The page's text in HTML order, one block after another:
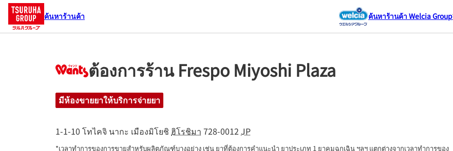
ค้นหาร้านค้า ค้นหาร้านค้า Welcia Group
ต้องการร้าน Frespo Miyoshi Plaza
มีห้องขายยาให้บริการจ่ายยา
1-1-10 โทไคจิ นากะ เมืองมิโยชิ ฮิโรชิมา 728-0012 JP
*เวลาทำการของการขายสำหรับผลิตภัณฑ์บางอย่าง เช่น ยาที่ต้องการคำแนะนำ ยาประเภท 1 ยาคุมฉุกเฉิน ฯลฯ แตกต่างจากเวลาทำการของ